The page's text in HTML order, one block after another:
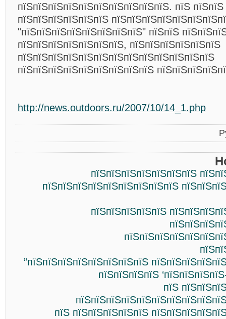
пїЅпїЅпїЅпїЅпїЅпїЅпїЅпїЅпїЅпїЅ. пїЅ
пїЅпїЅпїЅпїЅпїЅпїЅ
"пїЅпїЅпїЅпїЅпїЅпїЅпїЅпїЅ" пїЅпїЅ
пїЅпїЅпїЅпїЅпїЅпїЅпїЅ, пїЅпїЅпїЅпїЅпїЅпїЅ
пїЅпїЅпїЅпїЅпїЅпїЅпїЅпїЅпїЅпїЅпїЅпїЅпїЅ
пїЅпїЅпїЅпїЅпїЅпїЅпїЅпїЅпїЅ
http://news.outdoors.ru/2007/10/14_1.php
пїЅпїЅпїЅпїЅпїЅпїЅпїЅ
пїЅпїЅпїЅпїЅпїЅпїЅпїЅпїЅпїЅ
пїЅпїЅпїЅпїЅпїЅ
”пїЅпїЅпїЅпїЅпїЅпїЅпїЅпїЅ
пїЅпїЅпїЅпїЅ
пїЅ
пїЅ пїЅпїЅпїЅпїЅпїЅ